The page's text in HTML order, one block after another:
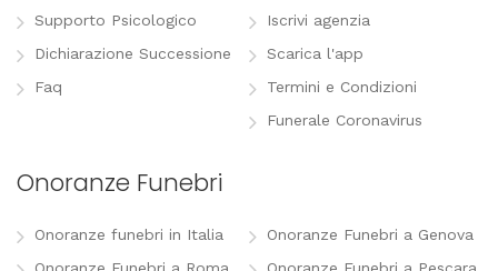
Supporto Psicologico
Dichiarazione Successione
Faq
Iscrivi agenzia
Scarica l'app
Termini e Condizioni
Funerale Coronavirus
Onoranze Funebri
Onoranze funebri in Italia
Onoranze Funebri a Genova